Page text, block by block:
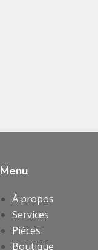
Menu
À propos
Services
Pièces
Boutique